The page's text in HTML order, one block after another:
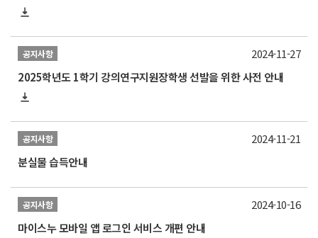
공지사항
2025학년도 1학기 강의연구지원장학생 선발을 위한 사전 안내
2024-11-27
공지사항
분실물 습득안내
2024-11-21
공지사항
마이스누 모바일 앱 로그인 서비스 개편 안내
2024-10-16